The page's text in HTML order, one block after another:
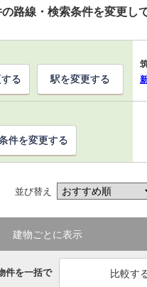
路線・検索条件を変更し
る 駅を変更する
件を変更する
並び替え
建物ごとに表示
件を一括で